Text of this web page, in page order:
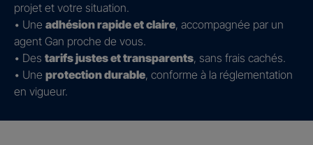
projet et votre situation.
• Une adhésion rapide et claire, accompagnée par un
agent Gan proche de vous.
• Des tarifs justes et transparents, sans frais cachés.
• Une protection durable, conforme à la réglementation
en vigueur.